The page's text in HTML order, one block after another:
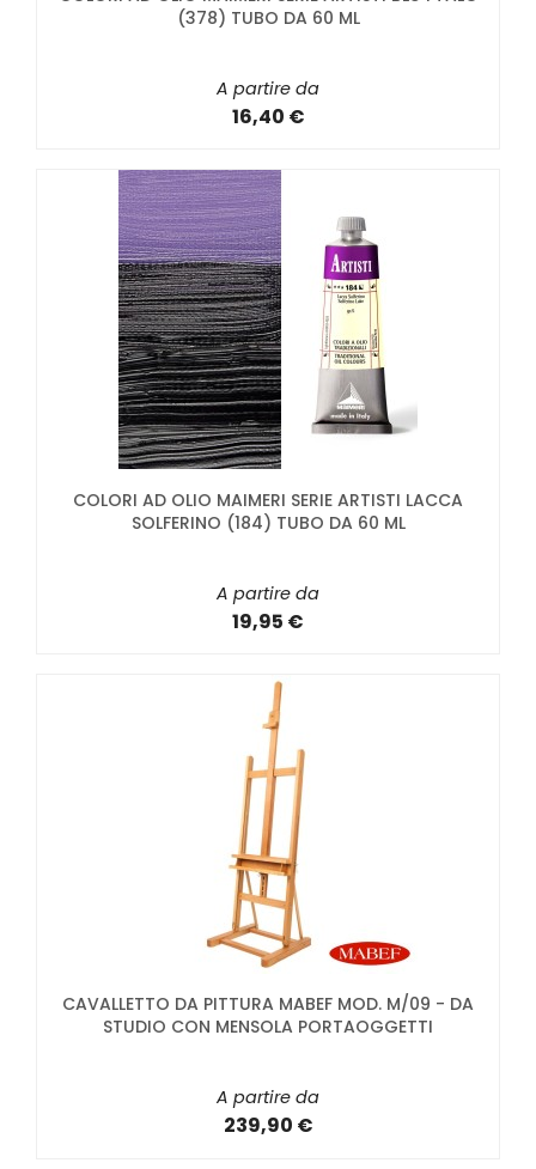
(378) TUBO DA 60 ML
A partire da
16,40 €
COLORI AD OLIO MAIMERI SERIE ARTISTI LACCA
SOLFERINO (184) TUBO DA 60 ML
A partire da
19,95 €
CAVALLETTO DA PITTURA MABEF MOD. M/09 - DA
STUDIO CON MENSOLA PORTAOGGETTI
A partire da
239,90 €